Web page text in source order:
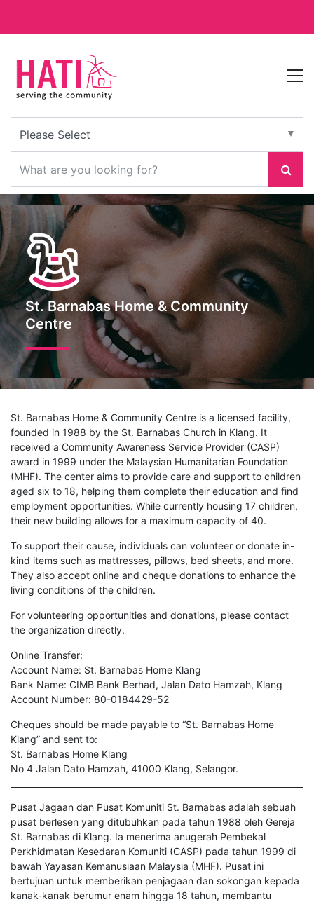
St. Barnabas Home & Community
Centre
St. Barnabas Home & Community Centre is a licensed facility,
founded in 1988 by the St. Barnabas Church in Klang. It
received a Community Awareness Service Provider (CASP)
award in 1999 under the Malaysian Humanitarian Foundation
(MHF). The center aims to provide care and support to children
aged six to 18, helping them complete their education and find
employment opportunities. While currently housing 17 children,
their new building allows for a maximum capacity of 40.
To support their cause, individuals can volunteer or donate in-
kind items such as mattresses, pillows, bed sheets, and more.
They also accept online and cheque donations to enhance the
living conditions of the children.
For volunteering opportunities and donations, please contact
the organization directly.
Online Transfer:
Account Name: St. Barnabas Home Klang
Bank Name: CIMB Bank Berhad, Jalan Dato Hamzah, Klang
Account Number: 80-0184429-52
Cheques should be made payable to “St. Barnabas Home
Klang” and sent to:
St. Barnabas Home Klang
No 4 Jalan Dato Hamzah, 41000 Klang, Selangor.
Pusat Jagaan dan Pusat Komuniti St. Barnabas adalah sebuah
pusat berlesen yang ditubuhkan pada tahun 1988 oleh Gereja
St. Barnabas di Klang. Ia menerima anugerah Pembekal
Perkhidmatan Kesedaran Komuniti (CASP) pada tahun 1999 di
bawah Yayasan Kemanusiaan Malaysia (MHF). Pusat ini
bertujuan untuk memberikan penjagaan dan sokongan kepada
kanak-kanak berumur enam hingga 18 tahun, membantu